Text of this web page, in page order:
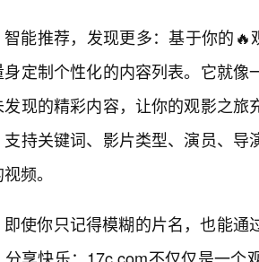
智能推荐，发现更多：基于你的
身定制个性化的内容列表。它就
发现的精彩内容，让你的观影之
支持关键词、影片类型、演员、
频。
即使你只记得模糊的片名，也能